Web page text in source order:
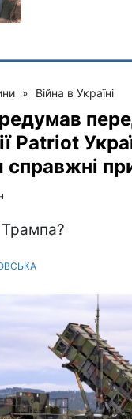
» Війна в Україні
Patriot
справжні